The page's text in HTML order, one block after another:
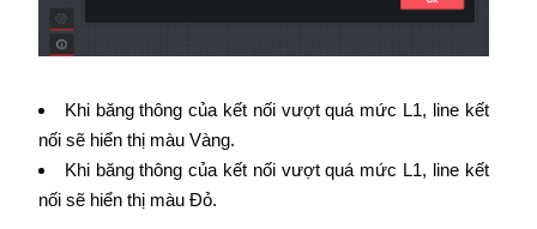
Khi băng thông của kết nối vượt quá mức L1, line kết
nối sẽ hiển thị màu Vàng.
Khi băng thông của kết nối vượt quá mức L1, line kết
nối sẽ hiển thị màu Đỏ.